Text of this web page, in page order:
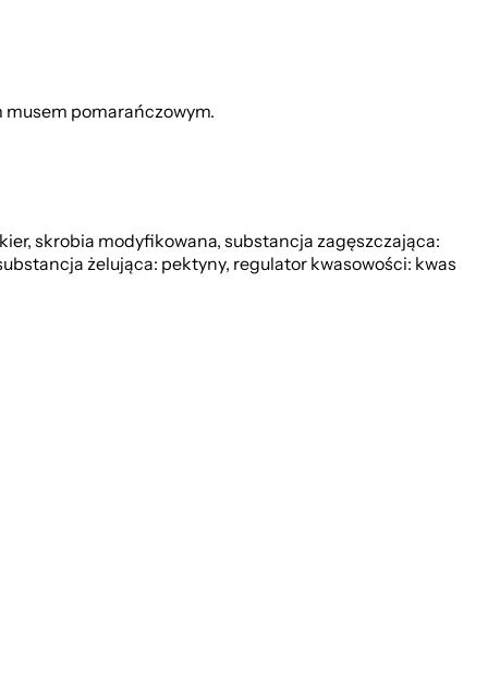
pomarańczowym.
skrobia modyfikowana, substancja zagęszczająca:
żelująca: pektyny, regulator kwasowości: kwas